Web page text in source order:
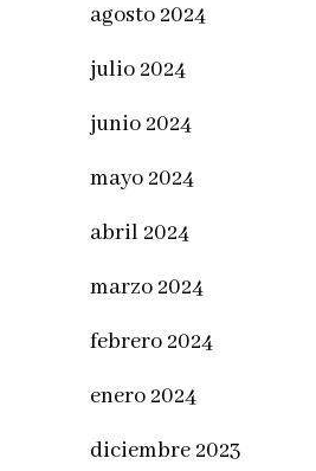
agosto 2024
julio 2024
junio 2024
mayo 2024
abril 2024
marzo 2024
febrero 2024
enero 2024
diciembre 2023